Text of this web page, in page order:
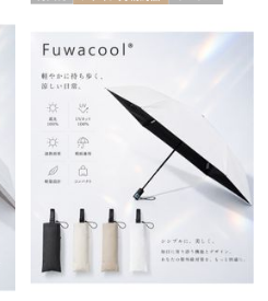
荷
X